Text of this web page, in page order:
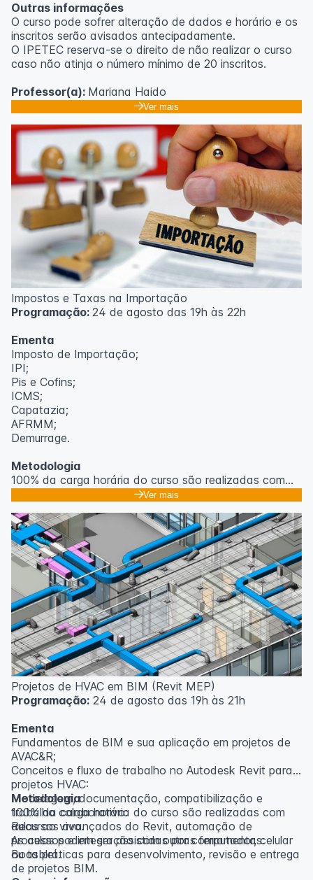
Outras informações
O curso pode sofrer alteração de dados e horário e os
inscritos serão avisados ​​antecipadamente.
O IPETEC reserva-se o direito de não realizar o curso
caso não atinja o número mínimo de 20 inscritos.
Professor(a): Mariana Haido
Ver mais
Impostos e Taxas na Importação
Programação: 24 de agosto das 19h às 22h
Ementa
Imposto de Importação;
IPI;
Pis e Cofins;
ICMS;
Capatazia;
AFRMM;
Demurrage.
Metodologia
100% da carga horária do curso são realizadas com
ou tablet.
Outras informações
O curso pode sofrer alteração de dados e horário e os
inscritos serão avisados ​​antecipadamente.
O IPETEC reserva-se o direito de não realizar o curso
caso não atinja o número mínimo de 20 inscritos.
Professor(a):Gabriel Damasceno
Ver mais
Projetos de HVAC em BIM (Revit MEP)
Programação: 24 de agosto das 19h às 21h
Ementa
Fundamentos de BIM e sua aplicação em projetos de
AVAC&R;
Conceitos e fluxo de trabalho no Autodesk Revit para
projetos HVAC:
Modelagem, documentação, compatibilização e
trabalho colaborativo:
Recursos avançados do Revit, automação de
processos e integração com outras ferramentas:
Boas práticas para desenvolvimento, revisão e entrega
de projetos BIM.
Metodologia
100% da carga horária do curso são realizadas com
aulas ao vivo.
As aulas podem ser assistidas por computador, celular
ou tablet.